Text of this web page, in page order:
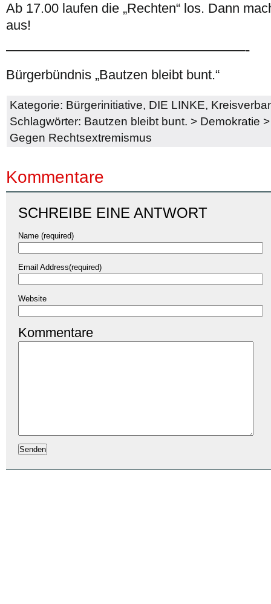
Ab 17.00 laufen die „Rechten“ los. Dann
aus!
——————————————————-
Bürgerbündnis „Bautzen bleibt bunt.“
Kategorie: Bürgerinitiative, DIE LINKE,
Schlagwörter: Bautzen bleibt bunt. > Demokratie
Gegen Rechtsextremismus
Kommentare
SCHREIBE EINE ANTWORT
Name (required)
Email Address(required)
Website
Kommentare